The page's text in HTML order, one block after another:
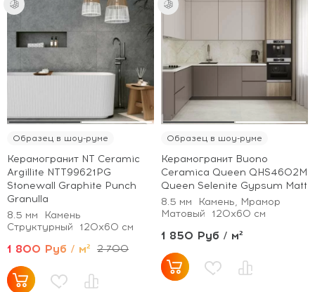
Образец в шоу-руме
Керамогранит NT Ceramic
Argillite NTT99621PG
Stonewall Graphite Punch
Granulla
8.5 мм
Камень
Структурный
120x60 см
1 800 Руб / м² 2 700
Образец в шоу-руме
Керамогранит Buono
Ceramica Queen QHS4602M
Queen Selenite Gypsum Matt
8.5 мм
Камень, Мрамор
Матовый
120x60 см
1 850 Руб / м²